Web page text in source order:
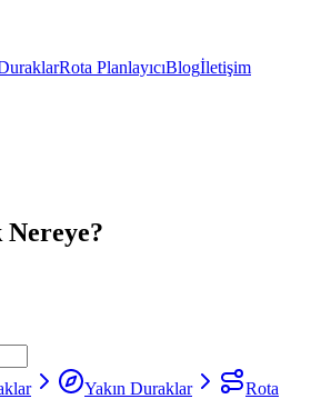
Rota PlanlayıcıBlogİletişim
Yakın Duraklar
Rota